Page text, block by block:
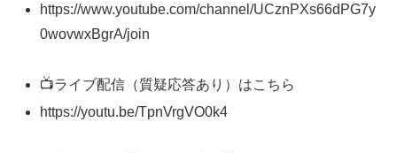
https://www.youtube.com/channel/UCznPXs66dPG7y
0wovwxBgrA/join
📺ライブ配信（質疑応答あり）はこちら
https://youtu.be/TpnVrgVO0k4